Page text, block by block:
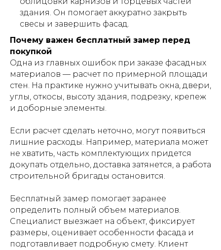
здания. Он помогает аккуратно закрыть
свесы и завершить фасад.
Почему важен бесплатный замер перед
покупкой
Одна из главных ошибок при заказе фасадных
материалов — расчет по примерной площади
стен. На практике нужно учитывать окна, двери,
углы, откосы, высоту здания, подрезку, крепеж
и доборные элементы.
Если расчет сделать неточно, могут появиться
лишние расходы. Например, материала может
не хватить, часть комплектующих придется
докупать отдельно, доставка затянется, а работа
строительной бригады остановится.
Бесплатный замер помогает заранее
определить полный объем материалов.
Специалист выезжает на объект, фиксирует
размеры, оценивает особенности фасада и
подготавливает подробную смету. Клиент